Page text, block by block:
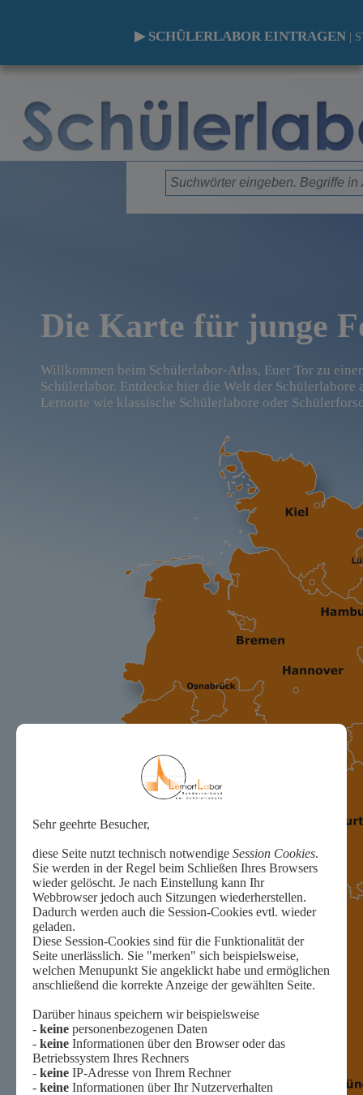
▶ SCHÜLERLABOR EINTRAGEN
Die Karte für junge
Willkommen beim Schülerlabor-Atlas, Euer Tor zu
Schülerlabor. Entdecke hier die Welt der Schülerlabore
Lernorte wie klassische Schülerlabore oder